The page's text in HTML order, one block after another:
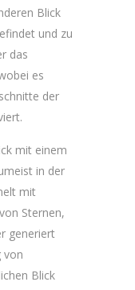
Blick
und zu
das
es
der
mit einem
in der
mit
Sternen,
generiert
von
Blick